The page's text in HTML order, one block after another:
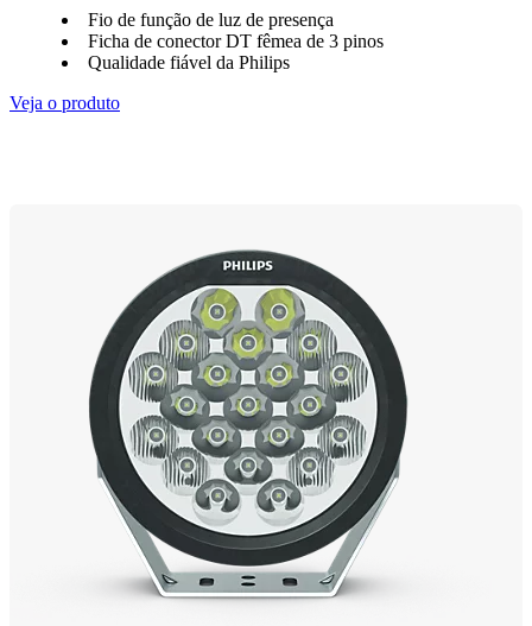
Fio de função de luz de presença
Ficha de conector DT fêmea de 3 pinos
Qualidade fiável da Philips
Veja o produto